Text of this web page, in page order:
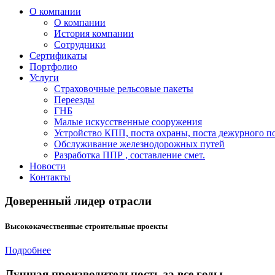
О компании
О компании
История компании
Сотрудники
Сертификаты
Портфолио
Услуги
Страховочные рельсовые пакеты
Переезды
ГНБ
Малые искусственные сооружения
Устройство КПП, поста охраны, поста дежурного
Обслуживание железнодорожных путей
Разработка ППР , составление смет.
Новости
Контакты
Доверенный лидер отрасли
Высококачественные строительные проекты
Подробнее